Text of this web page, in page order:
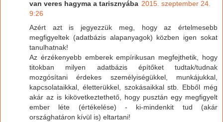
van veres hagyma a tarisznyába 2015. szeptember 24.
9:26
Azért azt is jegyezzük meg, hogy az értelmesebb
megfigyeltek (adatbázis alapanyagok) közben igen sokat
tanulhatnak!
Az érzékenyebb emberek empírikusan megfejthetik, hogy
titokban milyen adatbázis építőket tudtak/tudnak
mozgósítani érdekes személyiségükkel, munkájukkal,
kapcsolataikkal, életterükkel, szokásaikkal stb. Ebből még
akár az is kikövetkeztethető, hogy pusztán egy megfigyelt
ember léte (értékelése) - ki-mindenkit tud (akár
országhatáron kívül is) eltartani!